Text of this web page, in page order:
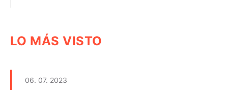
LO MÁS VISTO
06. 07. 2023